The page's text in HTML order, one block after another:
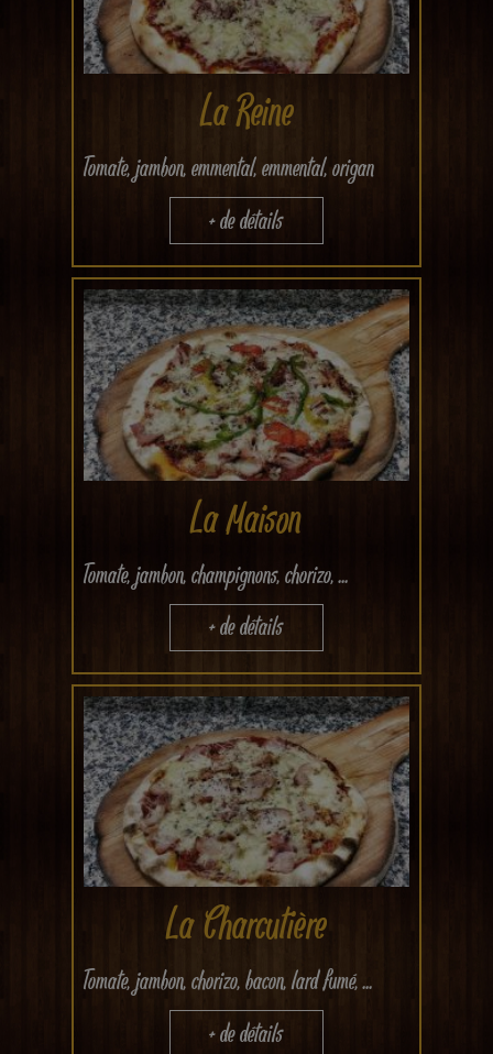
La Reine
Tomate, jambon, emmental, emmental, origan
+ de détails
La Maison
Tomate, jambon, champignons, chorizo, ...
+ de détails
La Charcutière
Tomate, jambon, chorizo, bacon, lard fumé, ...
+ de détails